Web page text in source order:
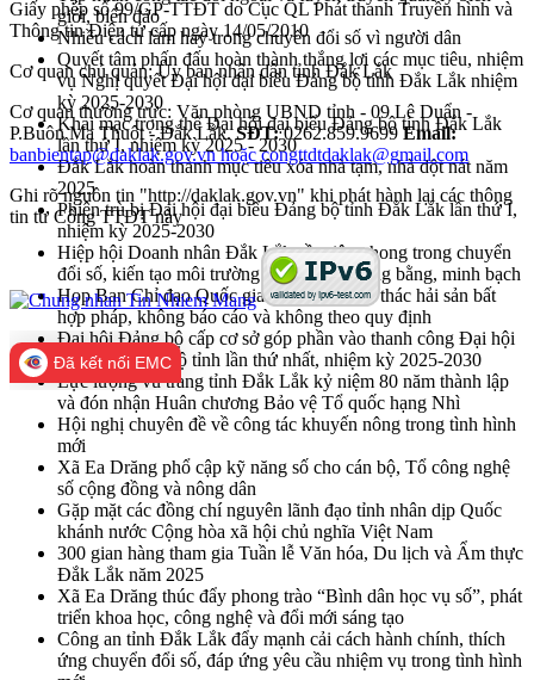
giới, biển đảo
Nhiều cách làm hay trong chuyển đổi số vì người dân
Quyết tâm phấn đấu hoàn thành thắng lợi các mục tiêu, nhiệm
vụ Nghị quyết Đại hội đại biểu Đảng bộ tỉnh Đắk Lắk nhiệm
kỳ 2025-2030
Khai mạc trọng thể Đại hội đại biểu Đảng bộ tỉnh Đắk Lắk
lần thứ I, nhiệm kỳ 2025 - 2030
Đắk Lắk hoàn thành mục tiêu xóa nhà tạm, nhà dột nát năm
2025
Phiên trù bị Đại hội đại biểu Đảng bộ tỉnh Đắk Lắk lần thứ I,
nhiệm kỳ 2025-2030
Hiệp hội Doanh nhân Đắk Lắk cần tiên phong trong chuyển
đổi số, kiến tạo môi trường kinh doanh công bằng, minh bạch
Họp Ban Chỉ đạo Quốc gia về chống khai thác hải sản bất
hợp pháp, không báo cáo và không theo quy định
Đại hội Đảng bộ cấp cơ sở góp phần vào thanh công Đại hội
đại biểu Đảng bộ tỉnh lần thứ nhất, nhiệm kỳ 2025-2030
Lực lượng vũ trang tỉnh Đắk Lắk kỷ niệm 80 năm thành lập
và đón nhận Huân chương Bảo vệ Tổ quốc hạng Nhì
Hội nghị chuyên đề về công tác khuyến nông trong tình hình
mới
Xã Ea Drăng phổ cập kỹ năng số cho cán bộ, Tổ công nghệ
số cộng đồng và nông dân
Gặp mặt các đồng chí nguyên lãnh đạo tỉnh nhân dịp Quốc
khánh nước Cộng hòa xã hội chủ nghĩa Việt Nam
300 gian hàng tham gia Tuần lễ Văn hóa, Du lịch và Ẩm thực
Đắk Lắk năm 2025
Xã Ea Drăng thúc đẩy phong trào “Bình dân học vụ số”, phát
triển khoa học, công nghệ và đổi mới sáng tạo
Công an tỉnh Đắk Lắk đẩy mạnh cải cách hành chính, thích
ứng chuyển đổi số, đáp ứng yêu cầu nhiệm vụ trong tình hình
Giấy phép số 99/GP-TTĐT do Cục QL Phát thanh Truyền hình và
Thông tin Điện tử cấp ngày 14/05/2010
Cơ quan chủ quản: Ủy ban nhân dân tỉnh Đắk Lắk
Cơ quan thường trực: Văn phòng UBND tỉnh - 09 Lê Duẩn -
P.Buôn Ma Thuột - Đắk Lắk.SĐT:0262.859.9699 Email:
banbientap@daklak.gov.vn hoặc congttdtdaklak@gmail.com
Ghi rõ nguồn tin "http://daklak.gov.vn" khi phát hành lại các thông
tin từ Cổng TTĐT này
Đã kết nối EMC